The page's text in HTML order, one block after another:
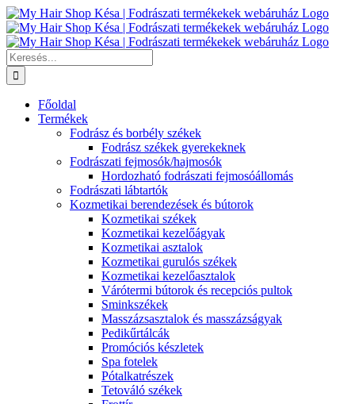
Kihagyás
Keresés...
Főoldal
Termékek
Fodrász és borbély székek
Fodrász székek gyerekeknek
Fodrászati fejmosók/hajmosók
Hordozható fodrászati fejmosóállomás
Fodrászati lábtartók
Kozmetikai berendezések és bútorok
Kozmetikai székek
Kozmetikai kezelőágyak
Kozmetikai asztalok
Kozmetikai gurulós székek
Kozmetikai kezelőasztalok
Várótermi bútorok és recepciós pultok
Sminkszékek
Masszázsasztalok és masszázságyak
Pedikűrtálcák
Promóciós készletek
Spa fotelek
Pótalkatrészek
Tetováló székek